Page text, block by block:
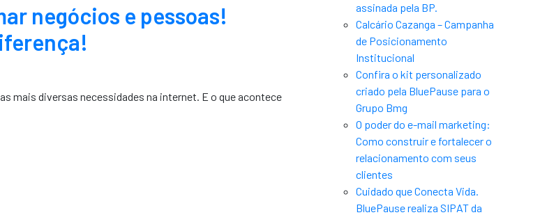
negócios e pessoas!
mais diversas necessidades na internet. E o que acontece
assinada pela BP.
Calcário Cazanga – Campanha
de Posicionamento
Institucional
Confira o kit personalizado
criado pela BluePause para o
Grupo Bmg
O poder do e-mail marketing:
Como construir e fortalecer o
relacionamento com seus
clientes
Cuidado que Conecta Vida.
BluePause realiza SIPAT da